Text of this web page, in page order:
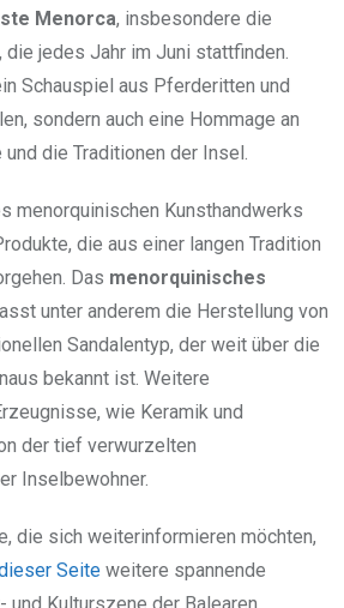
Menorca, insbesondere die
die jedes Jahr im Juni stattfinden.
Schauspiel aus Pferderitten und
sondern auch eine Hommage an
die Traditionen der Insel.
menorquinischen Kunsthandwerks
die aus einer langen Tradition
Das menorquinisches
unter anderem die Herstellung von
Sandalentyp, der weit über die
bekannt ist. Weitere
wie Keramik und
der tief verwurzelten
Inselbewohner.
die sich weiterinformieren möchten,
Seite weitere spannende